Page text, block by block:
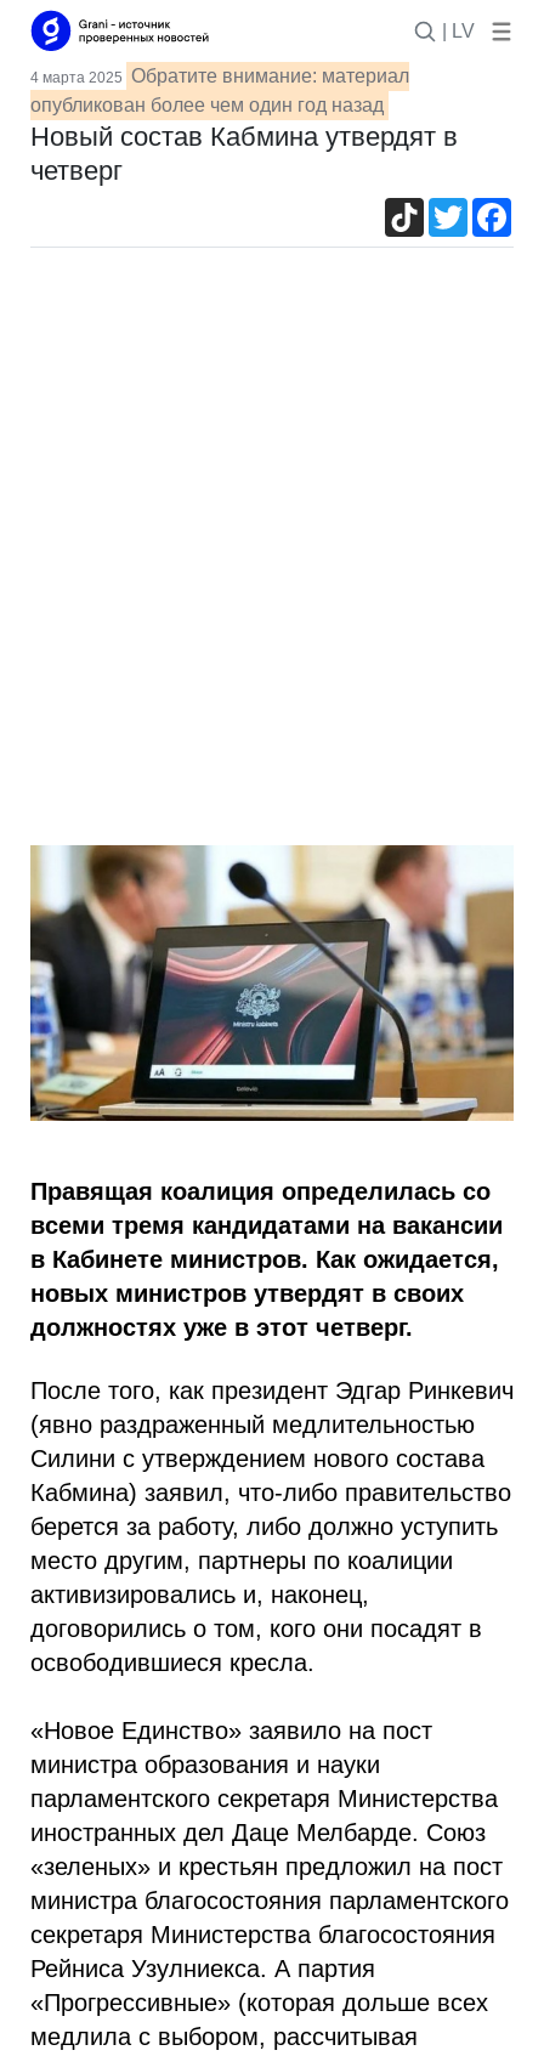
| LV
4 марта 2025 Обратите внимание: материал
опубликован более чем один год назад
Новый состав Кабмина утвердят в
четверг
TikTokTwitter
Правящая коалиция определилась со
всеми тремя кандидатами на вакансии
в Кабинете министров. Как ожидается,
новых министров утвердят в своих
должностях уже в этот четверг.
После того, как президент Эдгар Ринкевич
(явно раздраженный медлительностью
Силини с утверждением нового состава
Кабмина) заявил, что-либо правительство
берется за работу, либо должно уступить
место другим, партнеры по коалиции
активизировались и, наконец,
договорились о том, кого они посадят в
освободившиеся кресла.
«Новое Единство» заявило на пост
министра образования и науки
парламентского секретаря Министерства
иностранных дел Даце Мелбарде. Союз
«зеленых» и крестьян предложил на пост
министра благосостояния парламентского
секретаря Министерства благосостояния
Рейниса Узулниекса. А партия
«Прогрессивные» (которая дольше всех
медлила с выбором, рассчитывая